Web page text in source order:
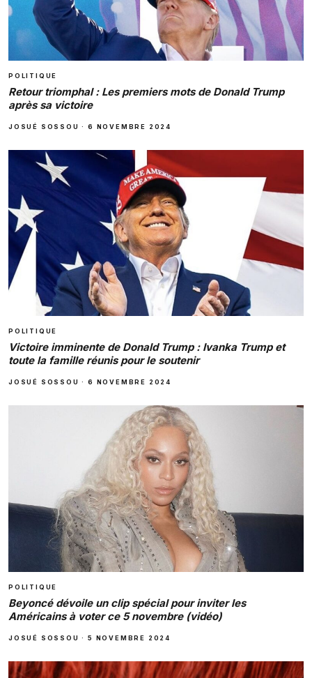
POLITIQUE
Retour triomphal : Les premiers mots de Donald Trump
après sa victoire
JOSUÉ SOSSOU ·6 NOVEMBRE 2024
POLITIQUE
Victoire imminente de Donald Trump : Ivanka Trump et
toute la famille réunis pour le soutenir
JOSUÉ SOSSOU ·6 NOVEMBRE 2024
POLITIQUE
Beyoncé dévoile un clip spécial pour inviter les
Américains à voter ce 5 novembre (vidéo)
JOSUÉ SOSSOU ·5 NOVEMBRE 2024